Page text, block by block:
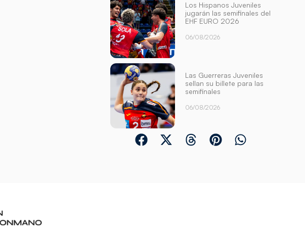
Los Hispanos Juveniles
jugarán las semifinales del
EHF EURO 2026
06/08/2026
Las Guerreras Juveniles
sellan su billete para las
semifinales
06/08/2026